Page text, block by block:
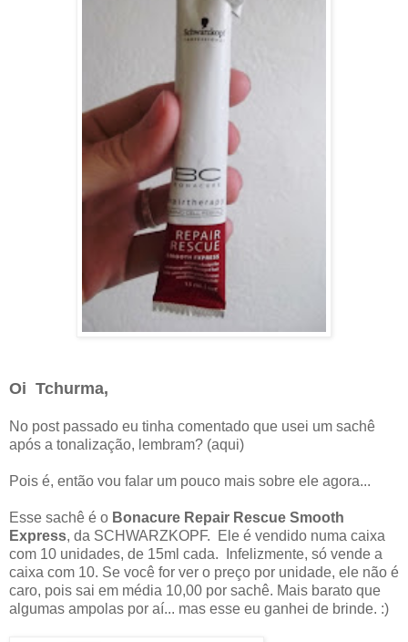
Oi Tchurma,
No post passado eu tinha comentado que usei um sachê
após a tonalização, lembram? (aqui)
Pois é, então vou falar um pouco mais sobre ele agora...
Esse sachê é o Bonacure Repair Rescue Smooth
Express, da SCHWARZKOPF. Ele é vendido numa caixa
com 10 unidades, de 15ml cada. Infelizmente, só vende a
caixa com 10. Se você for ver o preço por unidade, ele não é
caro, pois sai em média 10,00 por sachê. Mais barato que
algumas ampolas por aí... mas esse eu ganhei de brinde. :)